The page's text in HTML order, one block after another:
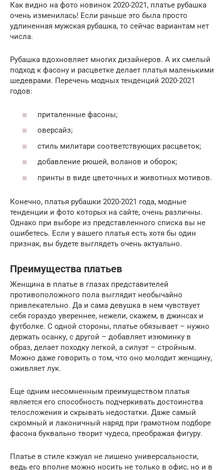
Как видно на фото новинок 2020-2021, платье рубашка
очень изменилась! Если раньше это была просто
удлиненная мужская рубашка, то сейчас вариантам нет
числа.
Рубашка вдохновляет многих дизайнеров. А их смелый
подход к фасону и расцветке делает платья маленькими
шедеврами. Перечень модных тенденций 2020-2021
годов:
приталенные фасоны;
оверсайз;
стиль милитари соответствующих расцветок;
добавление рюшей, воланов и оборок;
принты в виде цветочных и животных мотивов.
Конечно, платья рубашки 2020-2021 года, модные
тенденции и фото которых на сайте, очень различны.
Однако при выборе из представленного списка вы не
ошибетесь. Если у вашего платья есть хотя бы один
признак, вы будете выглядеть очень актуально.
Преимущества платьев
Женщина в платье в глазах представителей
противоположного пола выглядит необычайно
привлекательно. Да и сама девушка в нем чувствует
себя гораздо увереннее, нежели, скажем, в джинсах и
футболке. С одной стороны, платье обязывает – нужно
держать осанку, с другой – добавляет изюминку в
образ, делает походку легкой, а силуэт – стройным.
Можно даже говорить о том, что оно молодит женщину,
оживляет лук.
Еще одним несомненным преимуществом платья
является его способность подчеркивать достоинства
телосложения и скрывать недостатки. Даже самый
скромный и лаконичный наряд при грамотном подборе
фасона буквально творит чудеса, преображая фигуру.
Платье в стиле кэжуал не лишено универсальности,
ведь его вполне можно носить не только в офис, но и в